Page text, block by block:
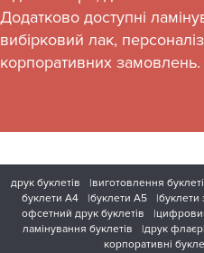
Додатково доступні
вибірковий лак,
корпоративних замовлень.
друк буклетів виготовлення
буклети А4
буклети A5 буклети
офсетний друк буклетів
ламінування буклетів
друк
корпоративні